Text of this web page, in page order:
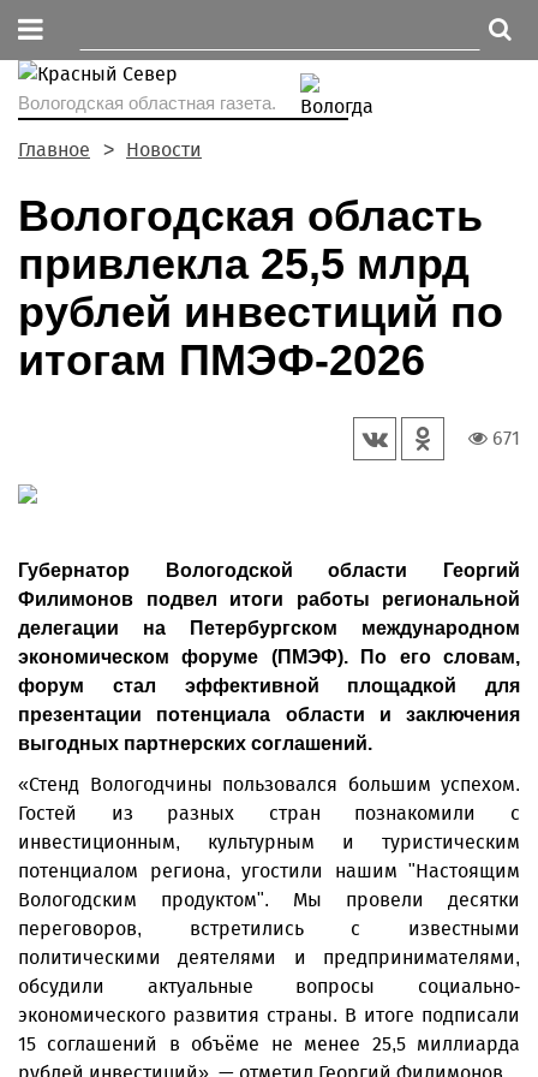
Вологодская областная газета.
Главное Новости
Вологодская область
привлекла 25,5 млрд
рублей инвестиций по
итогам ПМЭФ-2026
671
Губернатор Вологодской области Георгий
Филимонов подвел итоги работы региональной
делегации на Петербургском международном
экономическом форуме (ПМЭФ). По его словам,
форум стал эффективной площадкой для
презентации потенциала области и заключения
выгодных партнерских соглашений.
«Стенд Вологодчины пользовался большим успехом.
Гостей из разных стран познакомили с
инвестиционным, культурным и туристическим
потенциалом региона, угостили нашим "Настоящим
Вологодским продуктом". Мы провели десятки
переговоров, встретились с известными
политическими деятелями и предпринимателями,
обсудили актуальные вопросы социально-
экономического развития страны. В итоге подписали
15 соглашений в объёме не менее 25,5 миллиарда